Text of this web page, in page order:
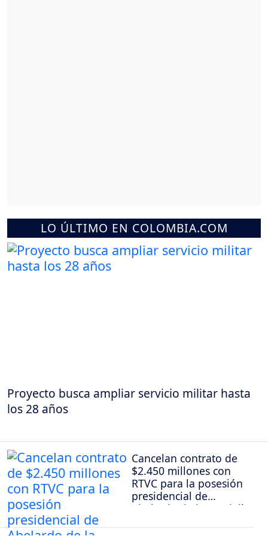
LO ÚLTIMO EN COLOMBIA.COM
Proyecto busca ampliar servicio militar hasta
los 28 años
Cancelan contrato de
$2.450 millones con
RTVC para la posesión
presidencial de
Abelardo de la Espriella